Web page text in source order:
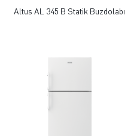
Altus AL 345 B Statik Buzdolabı